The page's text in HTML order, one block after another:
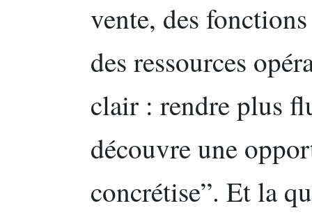
vente, des
des ressources
clair : rendre plus
découvre une
concrétise”. Et la